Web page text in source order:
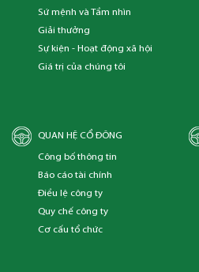
Sứ mệnh và Tầm nhìn
Giải thưởng
Sự kiện - Hoạt động xã hội
Giá trị của chúng tôi
QUAN HỆ CỔ ĐÔNG
Công bố thông tin
Báo cáo tài chính
Điều lệ công ty
Quy chế công ty
Cơ cấu tổ chức